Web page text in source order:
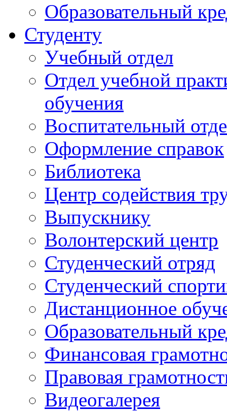
Образовательный
Студенту
Учебный отдел
Отдел учебной
обучения
Воспитательный
Оформление справок
Библиотека
Центр содействия
Выпускнику
Волонтерский центр
Студенческий отряд
Студенческий
Дистанционное
Образовательный
Финансовая
Правовая
Видеогалерея